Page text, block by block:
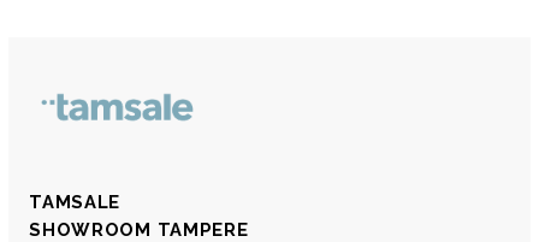
TAMSALE
SHOWROOM TAMPERE